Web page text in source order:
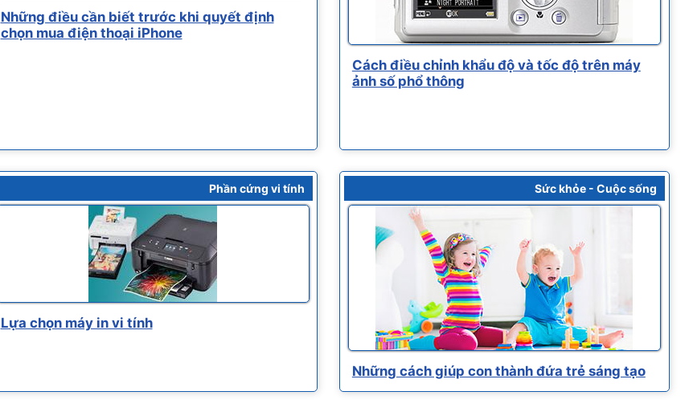
Những điều cần biết trước khi quyết định
chọn mua điện thoại iPhone
Cách điều chỉnh khẩu độ và tốc độ trên máy
ảnh số phổ thông
Phần cứng vi tính
Lựa chọn máy in vi tính
Sức khỏe - Cuộc sống
Những cách giúp con thành đứa trẻ sáng tạo